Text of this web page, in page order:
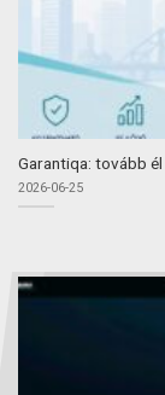
Garantiqa: tovább
2026-06-25